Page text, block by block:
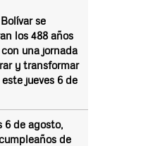
se
los 488 años
una jornada
y transformar
jueves 6 de
6 de agosto,
de